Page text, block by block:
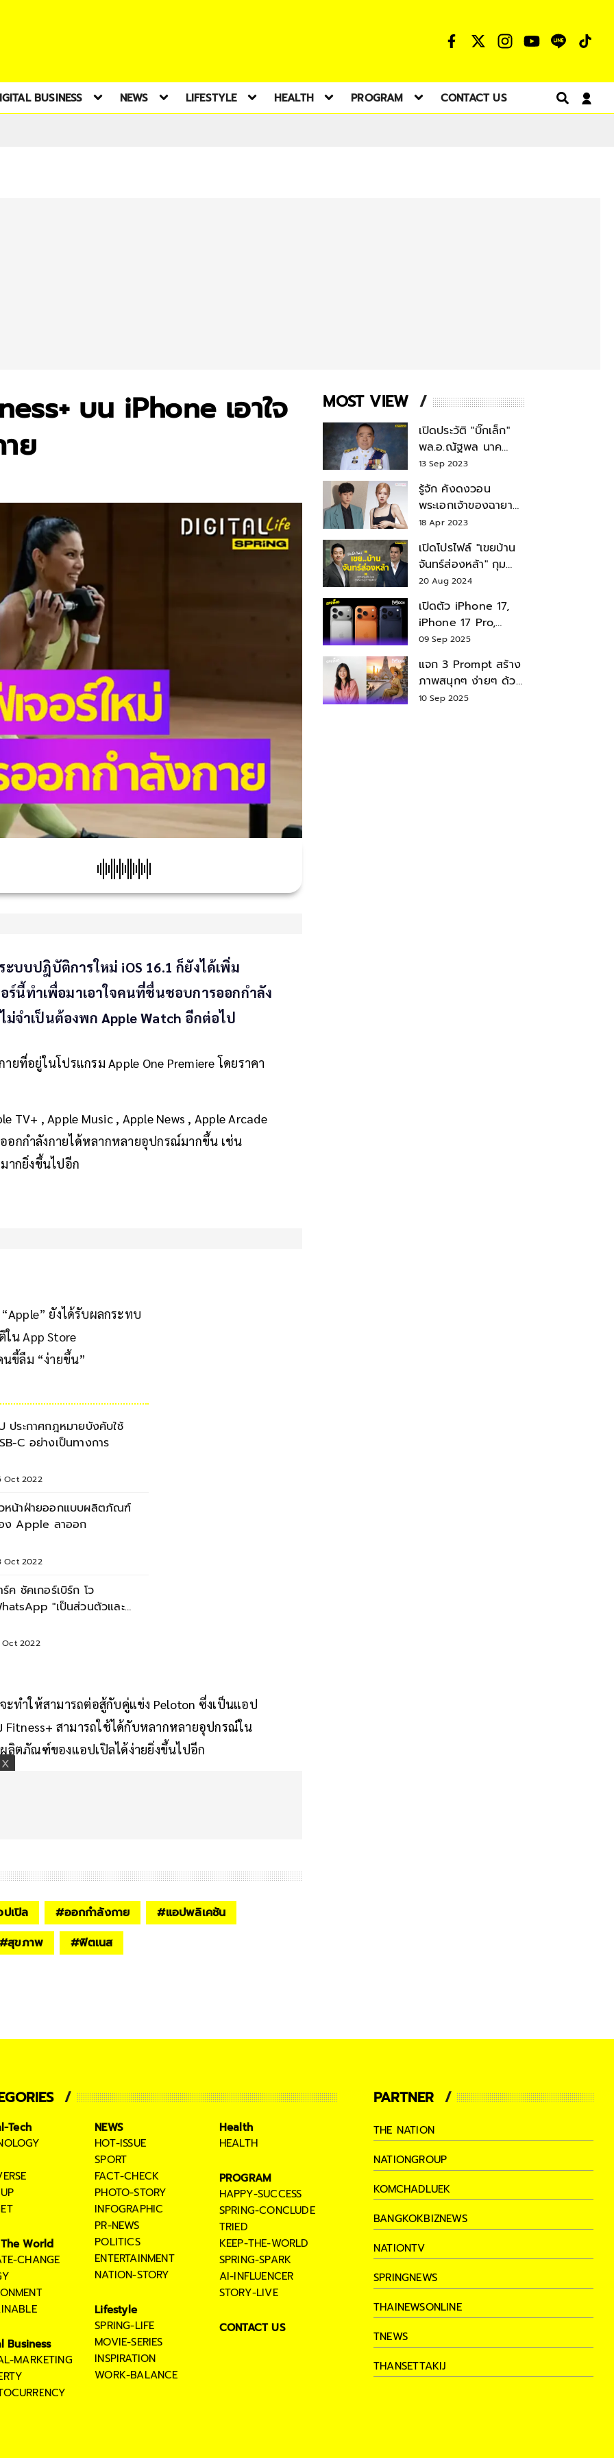
BUSINESS NEWS LIFESTYLE HEALTH PROGRAM CONTACT US
บน iPhone เอาใจ
ย
บบปฎิบัติการใหม่ iOS 16.1 ก็ยังได้เพิ่ม
ร์นี้ทำเพื่อมาเอาใจคนที่ชื่นชอบการออกกำลัง
จำเป็นต้องพก Apple Watch อีกต่อไป
ที่อยู่ในโปรแกรม Apple One Premiere โดยราคา
TV+ , Apple Music , Apple News , Apple Arcade
อกกำลังกายได้หลากหลายอุปกรณ์มากขึ้น เช่น
มากยิ่งขึ้นไปอีก
ยังได้รับผลกระทบ
น App Store
นขี้ลืม “ง่ายขึ้น”
ประกาศกฎหมายบังคับใช้
C อย่างเป็นทางการ
Oct 2022
หน้าฝ่ายออกแบบผลิตภัณฑ์
ง Apple ลาออก
Oct 2022
ร์ค ซัคเกอร์เบิร์ก โว
"เป็นส่วนตัวและ
Oct 2022
ทำให้สามารถต่อสู้กับคู่แข่ง Peloton ซึ่งเป็นแอป
สามารถใช้ได้กับหลากหลายอุปกรณ์ใน
ลิตภัณฑ์ของแอปเปิลได้ง่ายยิ่งขึ้นไปอีก
ปเปิล #ออกกำลังกาย #แอปพลิเคชัน
#สุขภาพ #ฟิตเนส
MOST VIEW
เปิดประวัติ "บิ๊กเล็ก"
พล.อ.ณัฐพล นาค
พาณิชย์ จากเลขาฯ
สมช.-เลขาฯ
รมว.กลาโหม
13 Sep 2023
รู้จัก คังดงวอน
พระเอกเจ้าของฉายา
สมบัติแห่งชาติ หลังมี
18 Apr 2023
เปิดโปรไฟล์ "เขยบ้าน
จันทร์ส่องหล้า" กุม
บังเหียนธุรกิจตระกูล
"ชินวัตร"
20 Aug 2024
เปิดตัว iPhone 17,
iPhone 17 Pro,
iPhone 17 Air สเปค
09 Sep 2025
แจก 3 Prompt สร้าง
ภาพสนุกๆ ง่ายๆ ด้วย
Nano Banana ใน
10 Sep 2025
Tech
World
CHANGE
Business
MARKETING
NEWS
HOT-ISSUE
SPORT
FACT-CHECK
PHOTO-STORY
INFOGRAPHIC
PR-NEWS
POLITICS
ENTERTAINMENT
NATION-STORY
Lifestyle
SPRING-LIFE
MOVIE-SERIES
INSPIRATION
WORK-BALANCE
Health
HEALTH
PROGRAM
HAPPY-SUCCESS
SPRING-CONCLUDE
TRIED
KEEP-THE-WORLD
SPRING-SPARK
AI-INFLUENCER
STORY-LIVE
CONTACT US
PARTNER
THE NATION
NATIONGROUP
KOMCHADLUEK
BANGKOKBIZNEWS
NATIONTV
SPRINGNEWS
THAINEWSONLINE
TNEWS
THANSETTAKIJ